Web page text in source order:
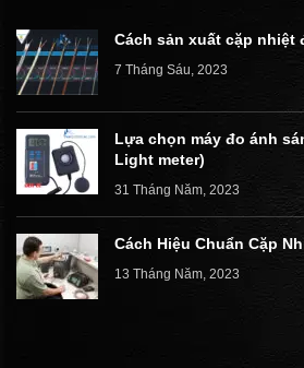
Cách sản xuất cặp nhiệt
7 Tháng Sáu, 2023
Lựa chọn máy đo ánh
Light meter)
31 Tháng Năm, 2023
Cách Hiệu Chuẩn Cặp
13 Tháng Năm, 2023